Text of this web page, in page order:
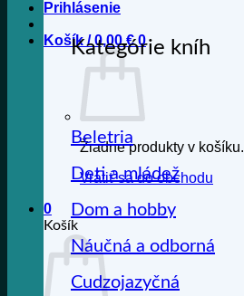
Prihlásenie
Košík /0,00€ 0
Žiadne produkty v košíku.
Vrátiť sa do obchodu
0
Košík
Kategórie kníh
Beletria
Deti a mládež
Dom a hobby
Náučná a odborná
Cudzojazyčná